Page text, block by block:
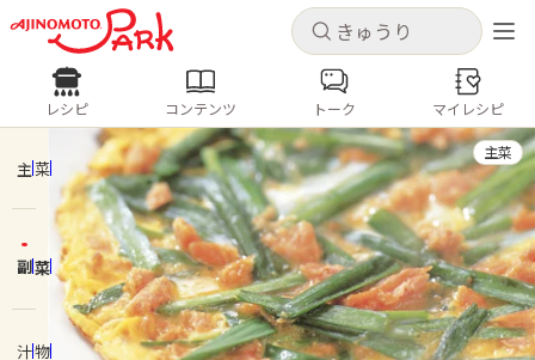
キャンセル
ログインするとレシピを保存できます
ログイン 新規登録
ホーム
コンテンツ
キャンセル
レシピ コンテンツ
人気の食材・レシピ
きゅうり なす トマト
とうもろこし
ピーマン
みょうが ゴーヤ
レシピ コンテンツ トーク マイレシピ
主菜
副菜
汁物
主菜